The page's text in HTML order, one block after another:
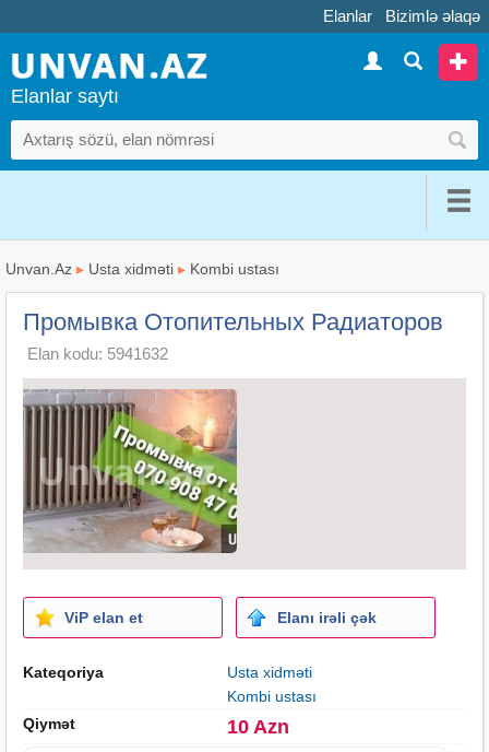
Elanlar Bizimlə əlaqə
Elanlar saytı
Unvan.Az ▸ Usta xidməti ▸ Kombi ustası
Промывка Отопительных Радиаторов
Elan kodu: 5941632
ViP elan et Elanı irəli çək
Kateqoriya
Usta xidməti
Kombi ustası
Qiymət
10 Azn